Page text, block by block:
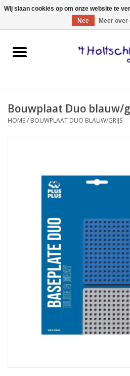
Home
spellen
hebbedingen
kinderkamer
eten & drinken
Bouwplaat Duo blauw/
HOME/ BOUWPLAAT DUO BLAUW/GRIJS
Wij slaan cookies op om onze website te
Nee
Meer over